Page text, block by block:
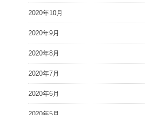
2020年10月
2020年9月
2020年8月
2020年7月
2020年6月